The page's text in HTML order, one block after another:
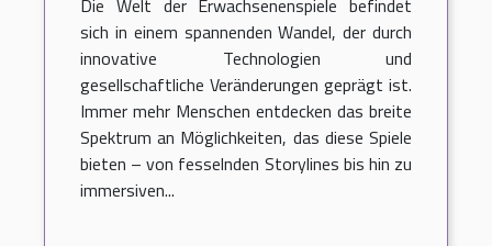
Die Welt der Erwachsenenspiele befindet
sich in einem spannenden Wandel, der durch
innovative Technologien und
gesellschaftliche Veränderungen geprägt ist.
Immer mehr Menschen entdecken das breite
Spektrum an Möglichkeiten, das diese Spiele
bieten – von fesselnden Storylines bis hin zu
immersiven...